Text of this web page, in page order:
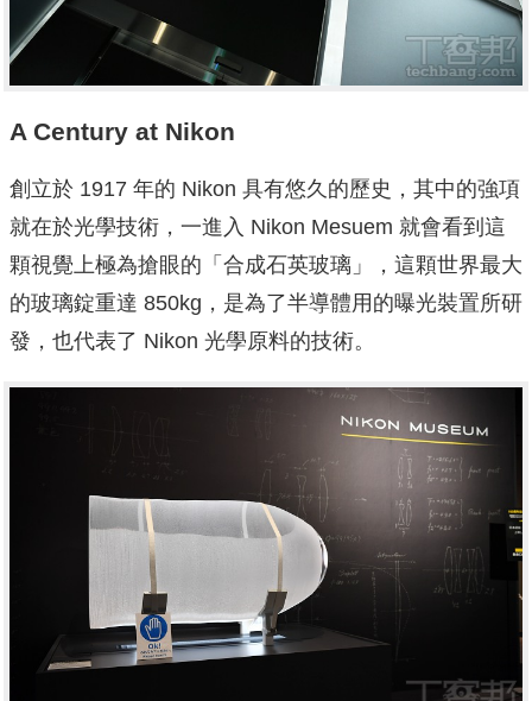
A Century at Nikon
創立於 1917 年的 Nikon 具有悠久的歷史，其中的強項
就在於光學技術，一進入 Nikon Mesuem 就會看到這
顆視覺上極為搶眼的「合成石英玻璃」，這顆世界最大
的玻璃錠重達 850kg，是為了半導體用的曝光裝置所研
發，也代表了 Nikon 光學原料的技術。